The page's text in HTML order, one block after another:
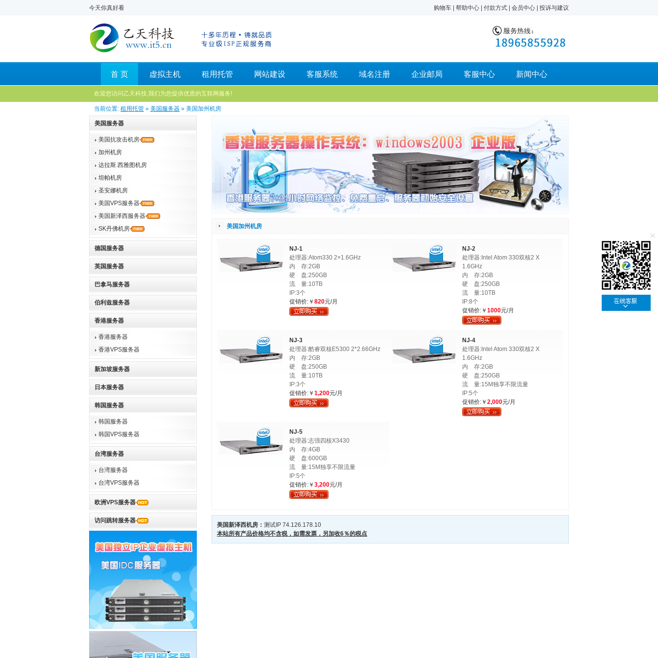
今天你真好看 购物车 帮助中心 付款方式 会员中心 投诉与建议
首 页 虚拟主机 租用托管 网站建设 客服系统 域名注册 企业邮局 客服中心 新闻中心
欢迎您访问乙天科技,我们为您提供优质的互联网服务!
当前位置: 租用托管 » 美国服务器 » 美国加州机房
美国服务器
美国抗攻击机房
加州机房
达拉斯.西雅图机房
坦帕机房
圣安娜机房
美国VPS服务器
美国新泽西服务器
SK丹佛机房
德国服务器
英国服务器
巴拿马服务器
伯利兹服务器
香港服务器
香港服务器
香港VPS服务器
新加坡服务器
日本服务器
韩国服务器
韩国服务器
韩国VPS服务器
台湾服务器
台湾服务器
台湾VPS服务器
欧洲VPS服务器
访问跳转服务器
美国加州机房
NJ-1
处理器:Atom330 2×1.6GHz
内 存:2GB
硬 盘:250GB
流 量:10TB
IP:3个
促销价:￥ 820元/月
NJ-2
处理器:Intel Atom 330双核2 X
1.6GHz
内 存:2GB
硬 盘:250GB
流 量:10TB
IP:8个
促销价:￥ 1000元/月
NJ-3
处理器:酷睿双核E5300 2*2.66GHz
内 存:2GB
硬 盘:250GB
流 量:10TB
IP:3个
促销价:￥ 1,200元/月
NJ-4
处理器:Intel Atom 330双核2 X
1.6GHz
内 存:2GB
硬 盘:250GB
流 量:15M独享不限流量
IP:5个
促销价:￥ 2,000元/月
NJ-5
处理器:志强四核X3430
内 存:4GB
硬 盘:600GB
流 量:15M独享不限流量
IP:5个
促销价:￥ 3,200元/月
美国新泽西机房： 测试IP 74.126.178.10
本站所有产品价格均不含税，如需发票，另加收6％的税点